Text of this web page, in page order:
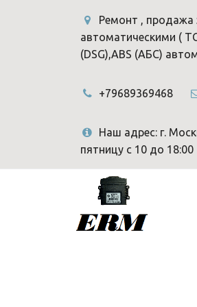
Ремонт , продажа
автоматическими (
(DSG),ABS (АБС)
+79689369468
Наш адрес: г.
пятницу с 10 до 18:00